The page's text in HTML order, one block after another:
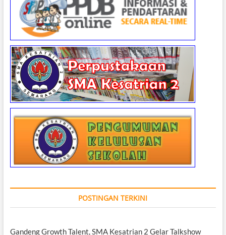
POSTINGAN TERKINI
Gandeng Growth Talent, SMA Kesatrian 2 Gelar Talkshow